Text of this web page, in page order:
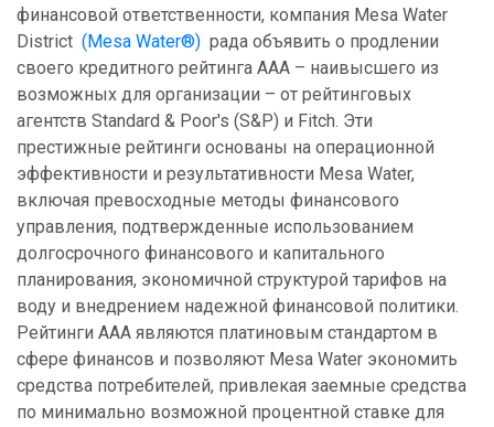
финансовой ответственности, компания Mesa Water
District (Mesa Water®) рада объявить о продлении
своего кредитного рейтинга AAA – наивысшего из
возможных для организации – от рейтинговых
агентств Standard & Poor's (S&P) и Fitch. Эти
престижные рейтинги основаны на операционной
эффективности и результативности Mesa Water,
включая превосходные методы финансового
управления, подтвержденные использованием
долгосрочного финансового и капитального
планирования, экономичной структурой тарифов на
воду и внедрением надежной финансовой политики.
Рейтинги AAA являются платиновым стандартом в
сфере финансов и позволяют Mesa Water экономить
средства потребителей, привлекая заемные средства
по минимально возможной процентной ставке для